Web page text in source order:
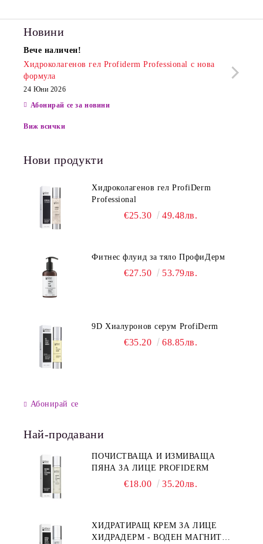
Новини
Вече наличен!
Хидроколагенов гел Profiderm Professional с нова
формула
24 Юни 2026
Абонирай се за новини
Виж всички
Нови продукти
Хидроколагенов гел ProfiDerm
Professional
€25.30 49.48лв.
Фитнес флуид за тяло ПрофиДерм
€27.50 53.79лв.
9D Хиалуронов серум ProfiDerm
€35.20 68.85лв.
Абонирай се
Най-продавани
ПОЧИСТВАЩА И ИЗМИВАЩА
ПЯНА ЗА ЛИЦЕ PROFIDERM
€18.00 35.20лв.
ХИДРАТИРАЩ КРЕМ ЗА ЛИЦЕ
ХИДРАДЕРМ - ВОДЕН МАГНИТ